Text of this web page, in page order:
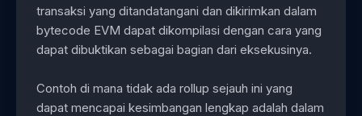
transaksi yang ditandatangani dan dikirimkan dalam
bytecode EVM dapat dikompilasi dengan cara yang
dapat dibuktikan sebagai bagian dari eksekusinya.
Contoh di mana tidak ada rollup sejauh ini yang
dapat mencapai kesimbangan lengkap adalah dalam